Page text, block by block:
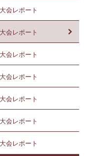
会レポート
会レポート
会レポート
会レポート
会レポート
会レポート
会レポート